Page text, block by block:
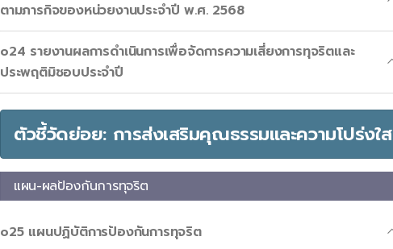
ตามภารกิจของหน่วยงานประจำปี พ.ศ. 2568
o24 รายงานผลการดำเนินการเพื่อจัดการความเสี่ยงการทุจริตและ
ประพฤติมิชอบประจำปี
ตัวชี้วัดย่อย: การส่งเสริมคุณธรรมและความโปร่งใส
แผน-ผลป้องกันการทุจริต
o25 แผนปฏิบัติการป้องกันการทุจริต